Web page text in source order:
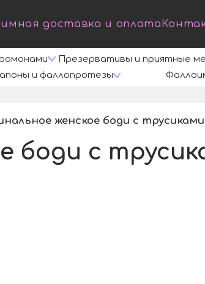
доставка и оплата
Презервативы и приятные
и фаллопротезы
женское боди с
боди с